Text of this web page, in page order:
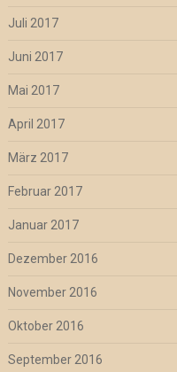
Juli 2017
Juni 2017
Mai 2017
April 2017
März 2017
Februar 2017
Januar 2017
Dezember 2016
November 2016
Oktober 2016
September 2016